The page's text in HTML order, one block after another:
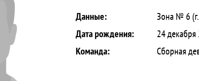
Данные:
Зона № 6
Дата рождения:
24 декабря
Команда:
Сборная